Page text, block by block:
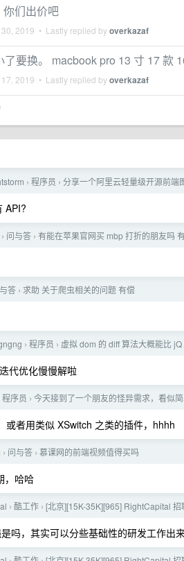
们出价吧
2019 • Lastly replied byoverkazaf
要换。 macbook pro 13 寸 17 款
2019 • Lastly replied byoverkazaf
› 程序员 › 分享一个阿里云轻量级开源前
API?
› 问与答 › 有能在苹果官网买 mbp 打折的朋友吗
答 › 求助 关于爬虫相关的问题 有偿
› 程序员 › 虚拟 dom 的 diff 算法大概能比 jQ
代优化慢慢解啦
程序员 › 今天接到了一个朋友的怪异需求，看似
或者用类似 XSwitch 之类的插件，hhhh
› 问与答 › 慕课网的前端视频值得买吗
，哈哈
› 酷工作 › [北京][15K-35K][965] RightCapital
吗，其实可以分些基础性的研发工作出来